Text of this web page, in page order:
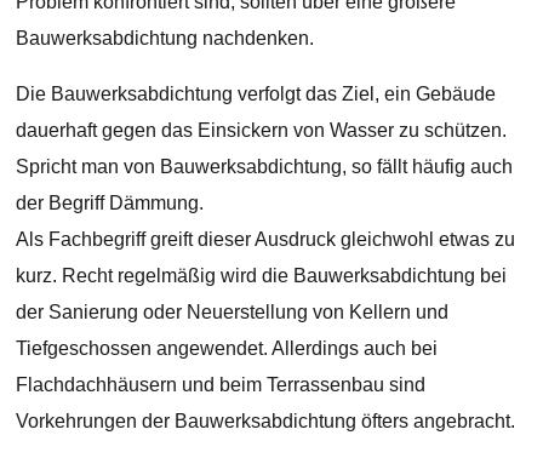
Bauwerksabdichtung nachdenken.
Die Bauwerksabdichtung verfolgt das Ziel, ein Gebäude
dauerhaft gegen das Einsickern von Wasser zu schützen.
Spricht man von Bauwerksabdichtung, so fällt häufig auch
der Begriff Dämmung.
Als Fachbegriff greift dieser Ausdruck gleichwohl etwas zu
kurz. Recht regelmäßig wird die Bauwerksabdichtung bei
der Sanierung oder Neuerstellung von Kellern und
Tiefgeschossen angewendet. Allerdings auch bei
Flachdachhäusern und beim Terrassenbau sind
Vorkehrungen der Bauwerksabdichtung öfters angebracht.